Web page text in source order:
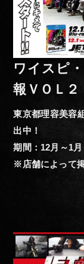
ワイスピ
報ＶＯＬ２
東京都理容美容
出中！
期間：12月～1月
※店舗によって